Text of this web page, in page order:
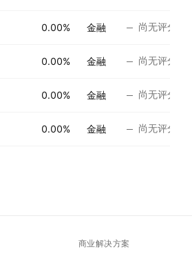
0.00% 金融 尚无评分
0.00% 金融 尚无评分
0.00% 金融 尚无评分
0.00% 金融 尚无评分
商业解决方案